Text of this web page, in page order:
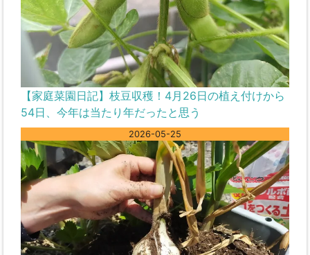
【家庭菜園日記】枝豆収穫！4月26日の植え付けから
54日、今年は当たり年だったと思う
2026-05-25